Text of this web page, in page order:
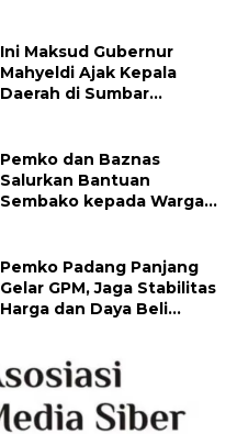
Ini Maksud Gubernur
Mahyeldi Ajak Kepala
Daerah di Sumbar
Pemko dan Baznas
Salurkan Bantuan
Sembako kepada Warga
Pemko Padang Panjang
Gelar GPM, Jaga Stabilitas
Harga dan Daya Beli